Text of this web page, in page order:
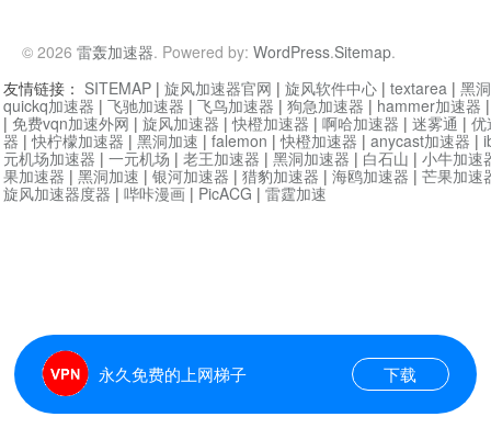
© 2026 雷轰加速器. Powered by: WordPress.Sitemap.
永久免费的上网梯子 下载
友情链接： SITEMAP | 旋风加速器官网 | 旋风软件中心 | textarea | 黑
quickq加速器 | 飞驰加速器 | 飞鸟加速器 | 狗急加速器 | hammer加速器
| 免费vqn加速外网 | 旋风加速器 |快橙加速器 | 啊哈加速器 | 迷雾通 | 优
器 |快柠檬加速器 | 黑洞加速 | falemon |快橙加速器 | anycast加速器 |
元机场加速器 | 一元机场 | 老王加速器 | 黑洞加速器 | 白石山 | 小牛加速
果加速器 | 黑洞加速 | 银河加速器 | 猎豹加速器 | 海鸥加速器 | 芒果加速
旋风加速器度器 | 哔咔漫画 | PicACG | 雷霆加速